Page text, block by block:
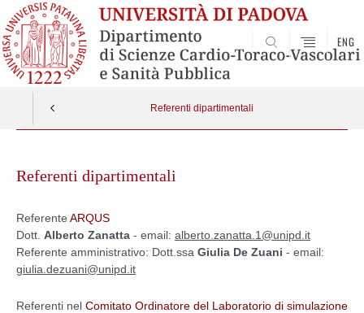
SEARCH
ENG
Referenti dipartimentali
contentReferenti dipartimentali
Referente ARQUS
Dott. Alberto Zanatta - email: alberto.zanatta.1@unipd.it
Referente amministrativo: Dott.ssa Giulia De Zuani - email:
giulia.dezuani@unipd.it
Referenti nel Comitato Ordinatore del Laboratorio di simulazione